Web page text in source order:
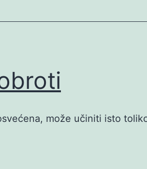
može učiniti isto